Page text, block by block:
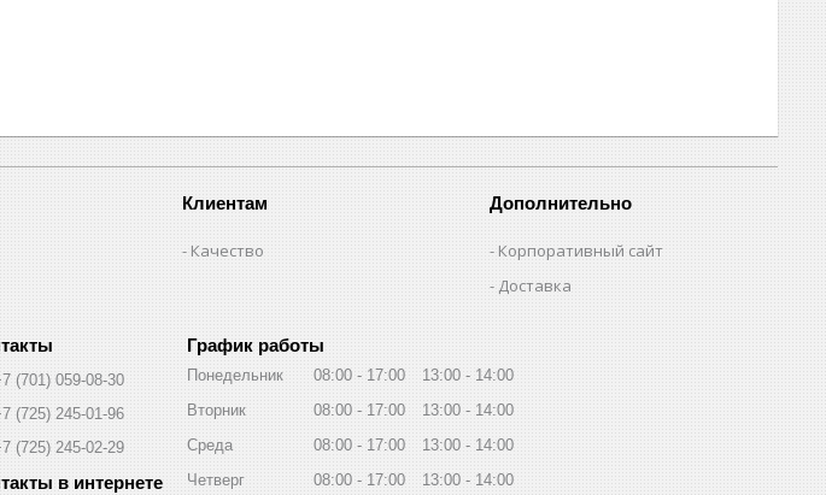
Клиентам
Качество
Дополнительно
Корпоративный сайт
Доставка
(701) 059-08-30
(725) 245-01-96
(725) 245-02-29
График работы
Понедельник 08:00 17:00 13:00
14:00
Вторник
08:00 17:00 13:00
14:00
Среда
08:00 17:00 13:00
14:00
Четверг
08:00 17:00 13:00 14:00